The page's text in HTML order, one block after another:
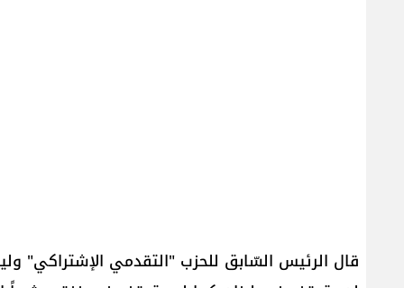
قال الرئيس السّابق للحزب "التقدمي الإشتراكي"